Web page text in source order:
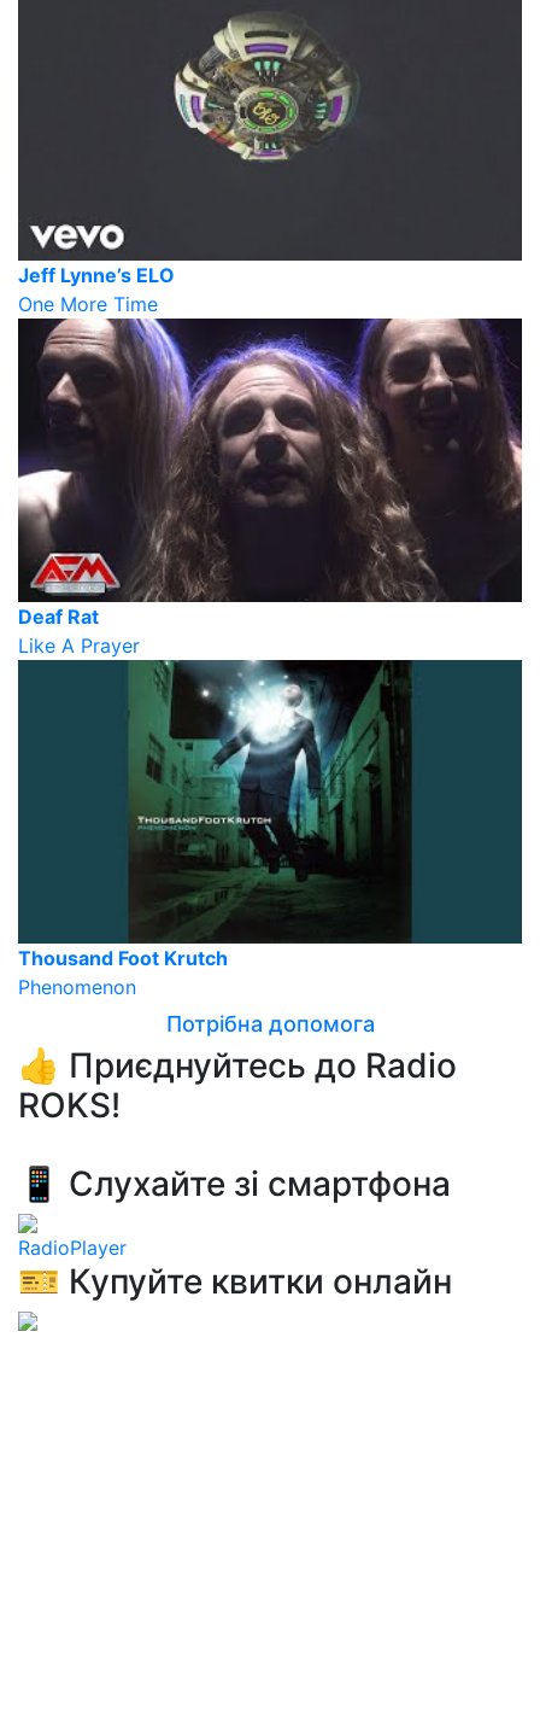
Jeff Lynne’s ELO
One More Time
Deaf Rat
Like A Prayer
Thousand Foot Krutch
Phenomenon
Потрібна допомога
👍 Приєднуйтесь до Radio
ROKS!
📱 Слухайте зі смартфона
RadioPlayer
🎫 Купуйте квитки онлайн